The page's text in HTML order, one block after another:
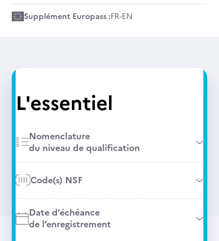
Supplément Europass :FR-EN
L'essentiel
Nomenclature
du niveau de qualification
Code(s) NSF
Date d’échéance
de l’enregistrement